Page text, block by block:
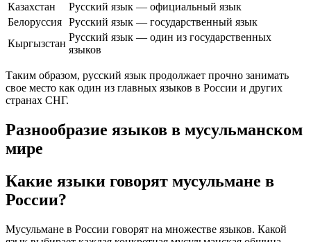
Казахстан
Русский язык — официальный язык
Белоруссия Русский язык — государственный язык
Кыргызстан
Русский язык — один из государственных
языков
Таким образом, русский язык продолжает прочно занимать
свое место как один из главных языков в России и других
странах СНГ.
Разнообразие языков в мусульманском
мире
Какие языки говорят мусульмане в
России?
Мусульмане в России говорят на множестве языков. Какой